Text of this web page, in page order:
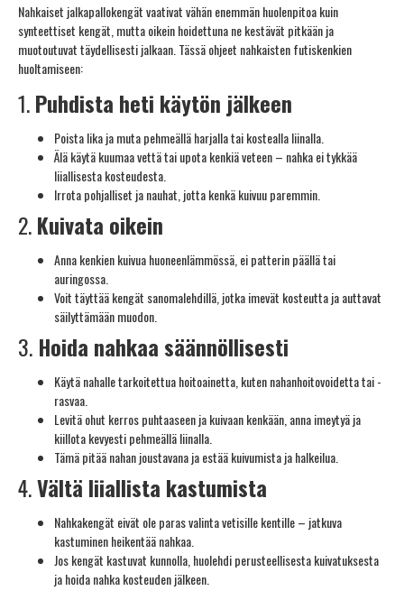
Nahkaiset jalkapallokengät vaativat vähän enemmän huolenpitoa kuin
synteettiset kengät, mutta oikein hoidettuna ne kestävät pitkään ja
muotoutuvat täydellisesti jalkaan. Tässä ohjeet nahkaisten futiskenkien
huoltamiseen:
1.Puhdista heti käytön jälkeen
Poista lika ja muta pehmeällä harjalla tai kostealla liinalla.
Älä käytä kuumaa vettä tai upota kenkiä veteen – nahka ei tykkää
liiallisesta kosteudesta.
Irrota pohjalliset ja nauhat, jotta kenkä kuivuu paremmin.
2.Kuivata oikein
Anna kenkien kuivua huoneenlämmössä, ei patterin päällä tai
auringossa.
Voit täyttää kengät sanomalehdillä, jotka imevät kosteutta ja auttavat
säilyttämään muodon.
3. Hoida nahkaa säännöllisesti
Käytä nahalle tarkoitettua hoitoainetta, kuten nahanhoitovoidetta tai -
rasvaa.
Levitä ohut kerros puhtaaseen ja kuivaan kenkään, anna imeytyä ja
kiillota kevyesti pehmeällä liinalla.
Tämä pitää nahan joustavana ja estää kuivumista ja halkeilua.
4.Vältä liiallista kastumista
Nahkakengät eivät ole paras valinta vetisille kentille – jatkuva
kastuminen heikentää nahkaa.
Jos kengät kastuvat kunnolla, huolehdi perusteellisesta kuivatuksesta
ja hoida nahka kosteuden jälkeen.